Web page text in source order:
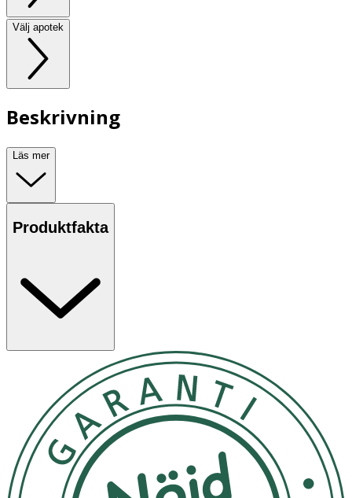
Välj apotek
Beskrivning
Läs mer
Produktfakta